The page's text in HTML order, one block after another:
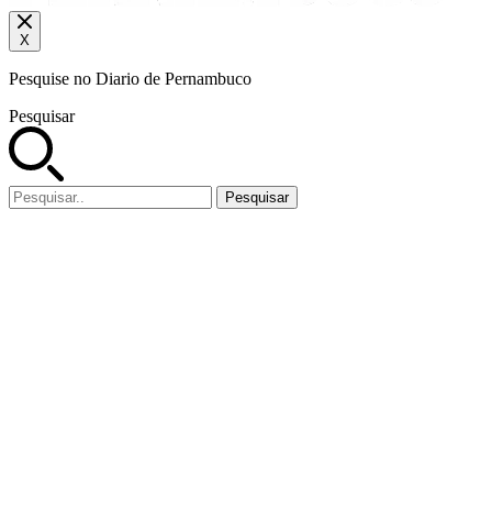
X
Pesquise no Diario de Pernambuco
Pesquisar
Pesquisar